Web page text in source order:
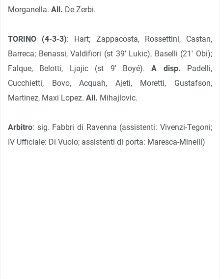
Morganella. All. De Zerbi.
TORINO (4-3-3): Hart; Zappacosta, Rossettini, Castan,
Barreca; Benassi, Valdifiori (st 39′ Lukic), Baselli (21′ Obi);
Falque, Belotti, Ljajic (st 9′ Boyé).A disp. Padelli,
Cucchietti, Bovo, Acquah, Ajeti, Moretti, Gustafson,
Martinez, Maxi Lopez. All. Mihajlovic.
Arbitro: sig. Fabbri di Ravenna (assistenti: Vivenzi-Tegoni;
IV Ufficiale: Di Vuolo; assistenti di porta: Maresca-Minelli)